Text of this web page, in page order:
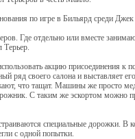
по игре в Бильярд среди Джек
Где отдельно или вместе
Терьер.
акцию присоединения
ряд своего салона и
что тащат. Машины же просто
С таким же эскортом можно
специальные дорожки. В
с одной попытки.